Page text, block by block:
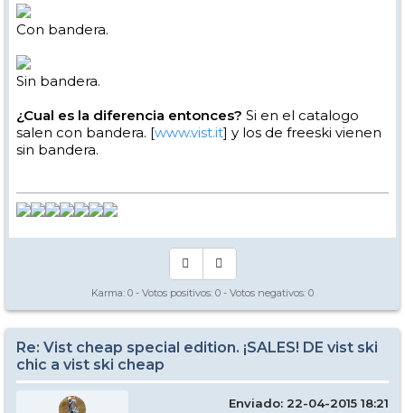
Con bandera.
Sin bandera.
¿Cual es la diferencia entonces? Si en el catalogo
salen con bandera. [www.vist.it] y los de freeski vienen
sin bandera.
Karma: 0 - Votos positivos: 0 - Votos negativos: 0
Re: Vist cheap special edition. ¡SALES! DE vist ski
chic a vist ski cheap
Enviado: 22-04-2015 18:21